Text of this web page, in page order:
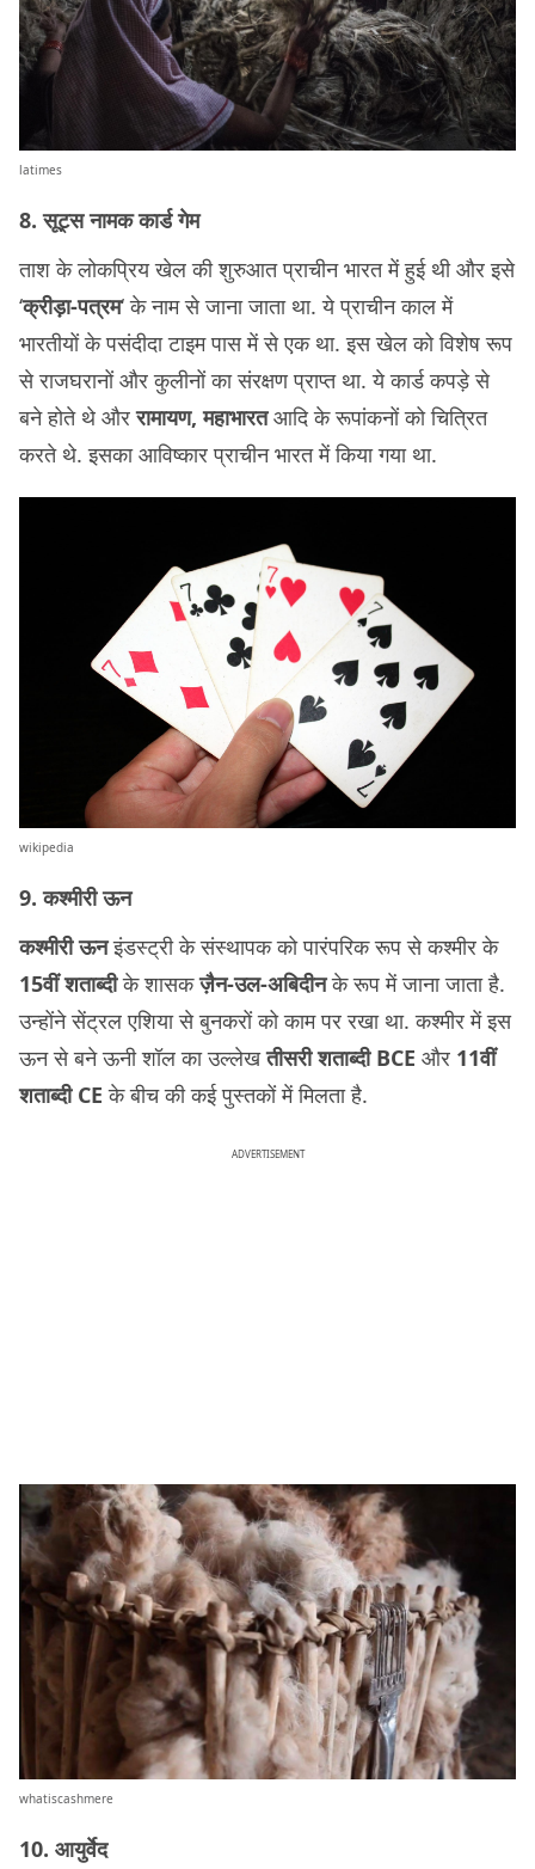
latimes
8. सूट्स नामक कार्ड गेम
ताश के लोकप्रिय खेल की शुरुआत प्राचीन भारत में हुई थी और इसे
‘क्रीड़ा-पत्रम‘ के नाम से जाना जाता था. ये प्राचीन काल में
भारतीयों के पसंदीदा टाइम पास में से एक था. इस खेल को विशेष रूप
से राजघरानों और कुलीनों का संरक्षण प्राप्त था. ये कार्ड कपड़े से
बने होते थे औररामायण, महाभारतआदि के रूपांकनों को चित्रित
करते थे. इसका आविष्कार प्राचीन भारत में किया गया था.
wikipedia
9. कश्मीरी ऊन
कश्मीरी ऊनइंडस्ट्री के संस्थापक को पारंपरिक रूप से कश्मीर के
15वीं शताब्दीके शासकज़ैन-उल-अबिदीनके रूप में जाना जाता है.
उन्होंने सेंट्रल एशिया से बुनकरों को काम पर रखा था. कश्मीर में इस
ऊन से बने ऊनी शॉल का उल्लेखतीसरी शताब्दी BCE और 11वीं
शताब्दी CE के बीच की कई पुस्तकों में मिलता है.
ADVERTISEMENT
whatiscashmere
10. आयुर्वेद